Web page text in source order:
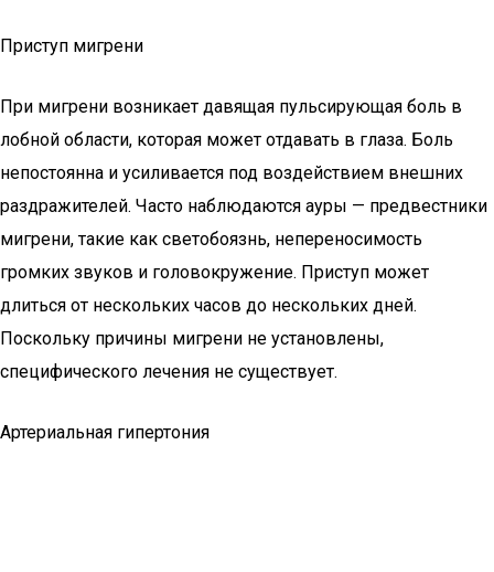
Приступ мигрени
При мигрени возникает давящая пульсирующая боль в
лобной области, которая может отдавать в глаза. Боль
непостоянна и усиливается под воздействием внешних
раздражителей. Часто наблюдаются ауры — предвестники
мигрени, такие как светобоязнь, непереносимость
громких звуков и головокружение. Приступ может
длиться от нескольких часов до нескольких дней.
Поскольку причины мигрени не установлены,
специфического лечения не существует.
Артериальная гипертония